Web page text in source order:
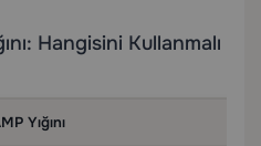
Hangisini Kullanmalı
Yığını